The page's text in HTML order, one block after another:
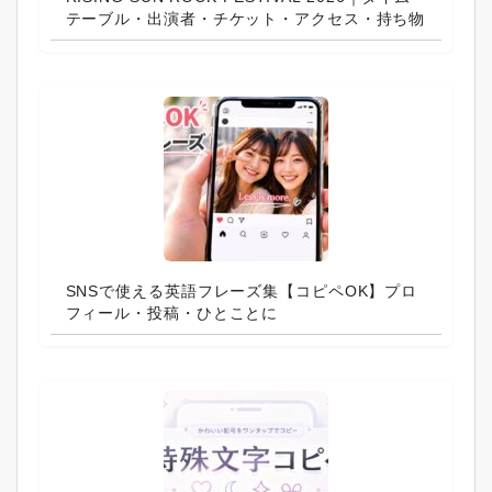
テーブル・出演者・チケット・アクセス・持ち物
SNSで使える英語フレーズ集【コピペOK】プロ
フィール・投稿・ひとことに